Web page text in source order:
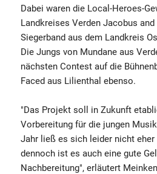
Dabei waren die Local-Heroes-
Landkreises Verden Jacobus
Siegerband aus dem Landkreis
Die Jungs von Mundane aus
nächsten Contest auf die
Faced aus Lilienthal ebenso.
"Das Projekt soll in Zukunft
Vorbereitung für die jungen
Jahr ließ es sich leider nicht eher
dennoch ist es auch eine gute
Nachbereitung", erläutert